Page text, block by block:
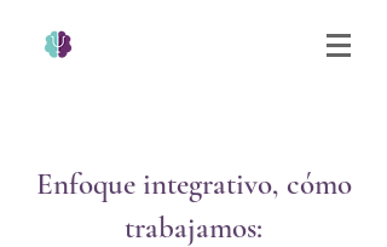
Enfoque integrativo, cómo
trabajamos: